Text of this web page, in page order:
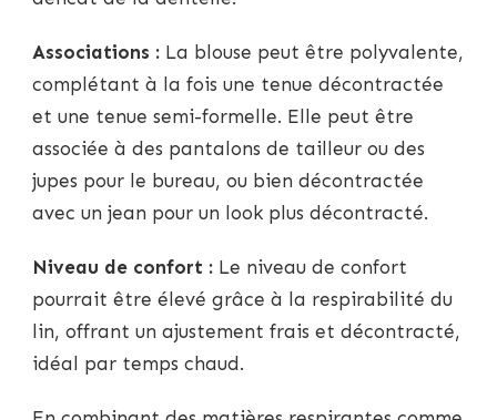
Associations : La blouse peut être polyvalente,
complétant à la fois une tenue décontractée
et une tenue semi-formelle. Elle peut être
associée à des pantalons de tailleur ou des
jupes pour le bureau, ou bien décontractée
avec un jean pour un look plus décontracté.
Niveau de confort : Le niveau de confort
pourrait être élevé grâce à la respirabilité du
lin, offrant un ajustement frais et décontracté,
idéal par temps chaud.